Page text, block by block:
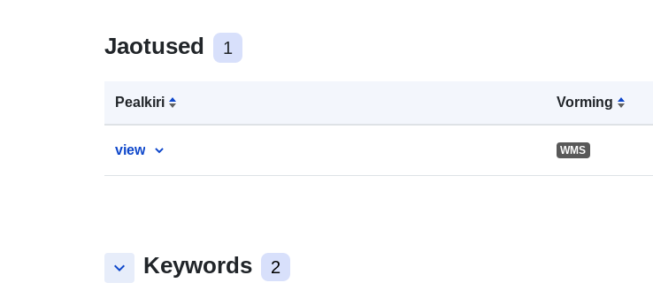
Jaotused 1
Pealkiri Vorming
view WMS
keyboard_arrow_down Keywords 2